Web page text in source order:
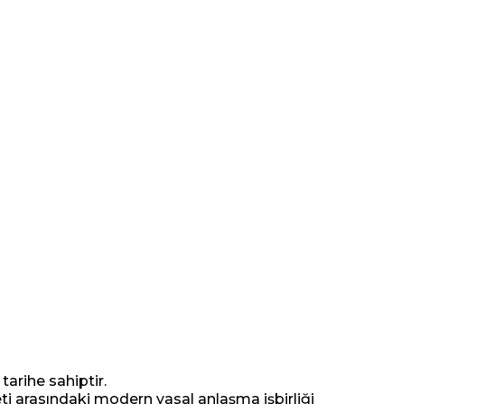
tarihe sahiptir.
arasındaki modern yasal anlaşma işbirliği